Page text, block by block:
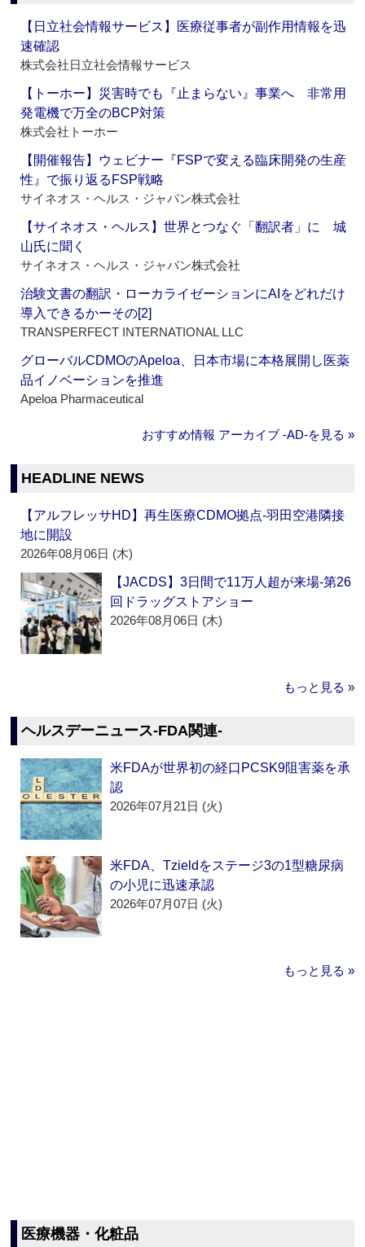
【日立社会情報サービス】医療従事者が副作用情報を迅
速確認
株式会社日立社会情報サービス
【トーホー】災害時でも『止まらない』事業へ 非常用
発電機で万全のBCP対策
株式会社トーホー
【開催報告】ウェビナー『FSPで変える臨床開発の生産
性』で振り返るFSP戦略
サイネオス・ヘルス・ジャパン株式会社
【サイネオス・ヘルス】世界とつなぐ「翻訳者」に 城
山氏に聞く
サイネオス・ヘルス・ジャパン株式会社
治験文書の翻訳・ローカライゼーションにAIをどれだけ
導入できるかーその[2]
TRANSPERFECT INTERNATIONAL LLC
グローバルCDMOのApeloa、日本市場に本格展開し医薬
品イノベーションを推進
Apeloa Pharmaceutical
おすすめ情報 アーカイブ ‐AD‐を見る »
HEADLINE NEWS
【アルフレッサHD】再生医療CDMO拠点‐羽田空港隣接
地に開設
2026年08月06日 (木)
【JACDS】3日間で11万人超が来場‐第26
回ドラッグストアショー
2026年08月06日 (木)
もっと見る »
ヘルスデーニュース‐FDA関連‐
米FDAが世界初の経口PCSK9阻害薬を承
認
2026年07月21日 (火)
米FDA、Tzieldをステージ3の1型糖尿病
の小児に迅速承認
2026年07月07日 (火)
もっと見る »
医療機器・化粧品